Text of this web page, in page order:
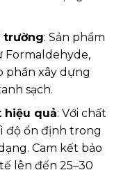
trường: Sản phẩm
Formaldehyde,
phần xây dựng
sạch.
hiệu quả: Với chất
độ ổn định trong
Cam kết bảo
lên đến 25–30